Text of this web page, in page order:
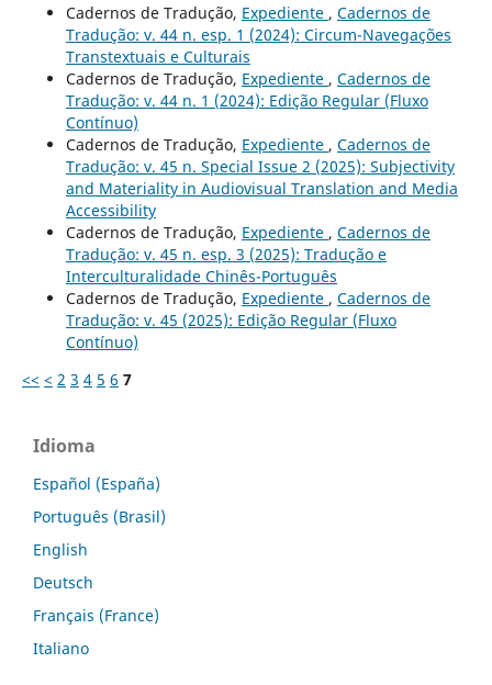
Cadernos de Tradução, Expediente , Cadernos de
Tradução: v. 44 n. esp. 1 (2024): Circum-Navegações
Transtextuais e Culturais
Cadernos de Tradução, Expediente , Cadernos de
Tradução: v. 44 n. 1 (2024): Edição Regular (Fluxo
Contínuo)
Cadernos de Tradução, Expediente , Cadernos de
Tradução: v. 45 n. Special Issue 2 (2025): Subjectivity
and Materiality in Audiovisual Translation and Media
Accessibility
Cadernos de Tradução, Expediente , Cadernos de
Tradução: v. 45 n. esp. 3 (2025): Tradução e
Interculturalidade Chinês-Português
Cadernos de Tradução, Expediente , Cadernos de
Tradução: v. 45 (2025): Edição Regular (Fluxo
Contínuo)
<< < 2 3 4 5 6 7
Idioma
Español (España)
Português (Brasil)
English
Deutsch
Français (France)
Italiano